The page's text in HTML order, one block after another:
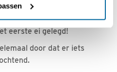
vrouw meestal al een
eerste ei gelegd!
door dat er iets